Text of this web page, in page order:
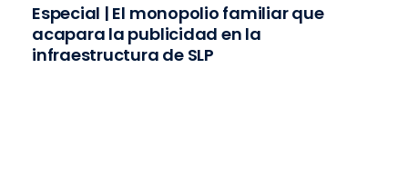
Especial | El monopolio familiar que
acapara la publicidad en la
infraestructura de SLP